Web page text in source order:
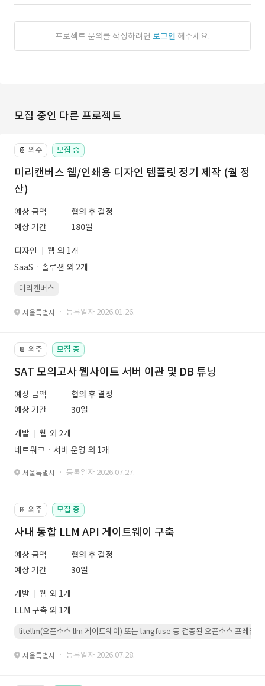
프로젝트 문의를 작성하려면 로그인 해주세요.
모집 중인 다른 프로젝트
📔 외주 모집 중
미리캔버스 웹/인쇄용 디자인 템플릿 정기 제작 (월 정
산)
예상 금액
협의 후 결정
예상 기간
180일
디자인
웹 외 1개
SaaSㆍ솔루션 외 2개
미리캔버스
서울특별시 · 등록일자 2026.01.26.
📔 외주 모집 중
SAT 모의고사 웹사이트 서버 이관 및 DB 튜닝
예상 금액
협의 후 결정
예상 기간
30일
개발
웹 외 2개
네트워크ㆍ서버 운영 외 1개
서울특별시 · 등록일자 2026.07.27.
📔 외주 모집 중
사내 통합 LLM API 게이트웨이 구축
예상 금액
협의 후 결정
예상 기간
30일
개발
웹 외 1개
LLM 구축 외 1개
litellm(오픈소스 llm 게이트웨이) 또는 langfuse 등 검증된 오픈소스 프레임워
서울특별시 · 등록일자 2026.07.28.